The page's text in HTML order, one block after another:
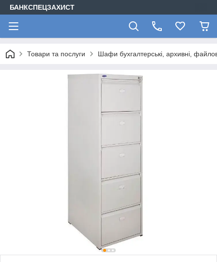
БАНКСПЕЦЗАХИСТ
Товари та послуги Шафи бухгалтерські, архивні,